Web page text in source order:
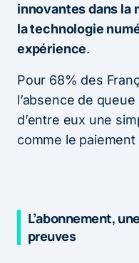
innovantes dans la
la technologie
expérience.
Pour 68% des
l’absence de
d’entre eux une
comme le
L’abonnement,
preuves